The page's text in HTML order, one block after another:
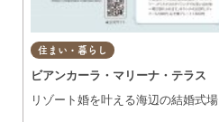
住まい・暮らし
ビアンカーラ・マリーナ・テラス
リゾート婚を叶える海辺の結婚式場